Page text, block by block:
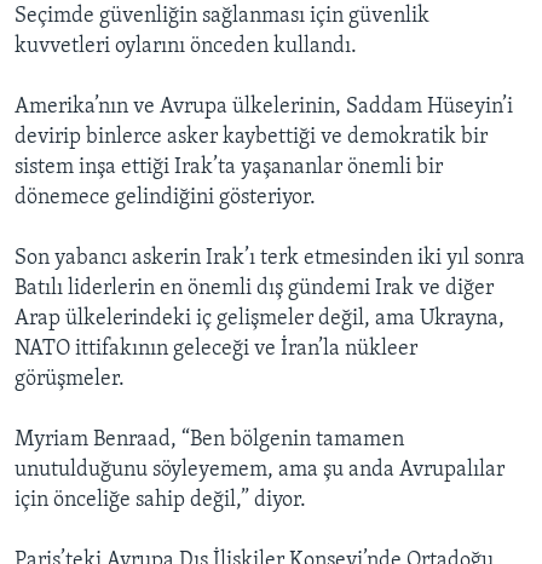
Seçimde güvenliğin sağlanması için güvenlik
kuvvetleri oylarını önceden kullandı.
Amerika’nın ve Avrupa ülkelerinin, Saddam Hüseyin’i
devirip binlerce asker kaybettiği ve demokratik bir
sistem inşa ettiği Irak’ta yaşananlar önemli bir
dönemece gelindiğini gösteriyor.
Son yabancı askerin Irak’ı terk etmesinden iki yıl sonra
Batılı liderlerin en önemli dış gündemi Irak ve diğer
Arap ülkelerindeki iç gelişmeler değil, ama Ukrayna,
NATO ittifakının geleceği ve İran’la nükleer
görüşmeler.
Myriam Benraad, “Ben bölgenin tamamen
unutulduğunu söyleyemem, ama şu anda Avrupalılar
için önceliğe sahip değil,” diyor.